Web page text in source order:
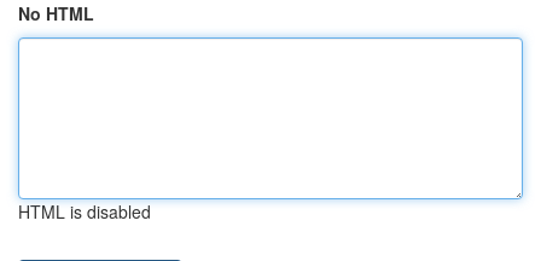
No HTML
HTML is disabled